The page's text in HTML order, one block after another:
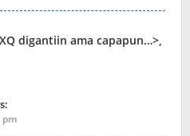
digantiin ama capapun…>,
pm